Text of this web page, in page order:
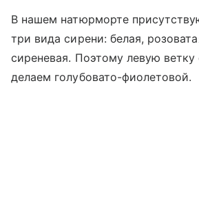
В нашем натюрморте
три вида сирени: белая,
сиреневая. Поэтому левую
делаем голубовато-фиолетовой.